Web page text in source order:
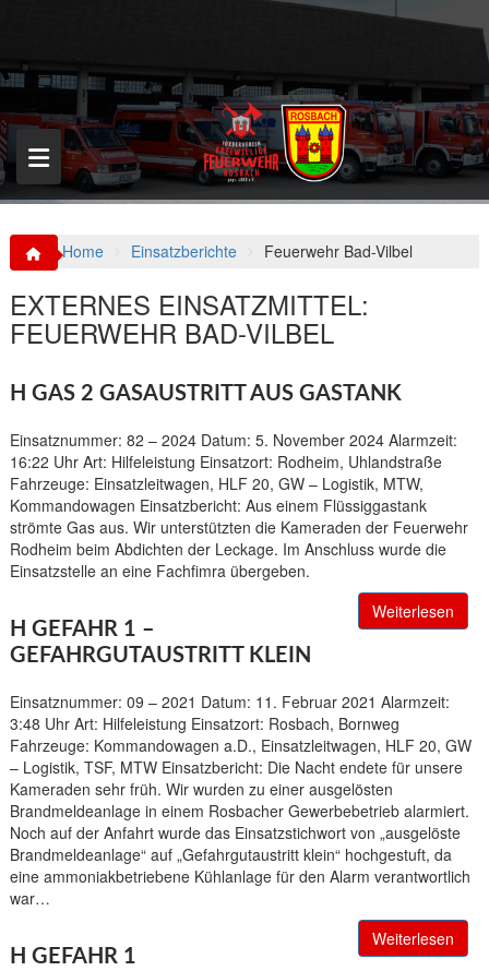
p
o
c
o
n
t
Home Einsatzberichte Feuerwehr Bad-Vilbel
EXTERNES EINSATZMITTEL:
FEUERWEHR BAD-VILBEL
H GAS 2 GASAUSTRITT AUS GASTANK
Einsatznummer: 82 – 2024 Datum: 5. November 2024 Alarmzeit:
16:22 Uhr Art: Hilfeleistung Einsatzort: Rodheim, Uhlandstraße
Fahrzeuge: Einsatzleitwagen, HLF 20, GW – Logistik, MTW,
Kommandowagen Einsatzbericht: Aus einem Flüssiggastank
strömte Gas aus. Wir unterstützten die Kameraden der Feuerwehr
Rodheim beim Abdichten der Leckage. Im Anschluss wurde die
Einsatzstelle an eine Fachfimra übergeben.
Weiterlesen
H GEFAHR 1 –
GEFAHRGUTAUSTRITT KLEIN
Einsatznummer: 09 – 2021 Datum: 11. Februar 2021 Alarmzeit:
3:48 Uhr Art: Hilfeleistung Einsatzort: Rosbach, Bornweg
Fahrzeuge: Kommandowagen a.D., Einsatzleitwagen, HLF 20, GW
– Logistik, TSF, MTW Einsatzbericht: Die Nacht endete für unsere
Kameraden sehr früh. Wir wurden zu einer ausgelösten
Brandmeldeanlage in einem Rosbacher Gewerbebetrieb alarmiert.
Noch auf der Anfahrt wurde das Einsatzstichwort von „ausgelöste
Brandmeldeanlage“ auf „Gefahrgutaustritt klein“ hochgestuft, da
eine ammoniakbetriebene Kühlanlage für den Alarm verantwortlich
war…
Weiterlesen
H GEFAHR 1